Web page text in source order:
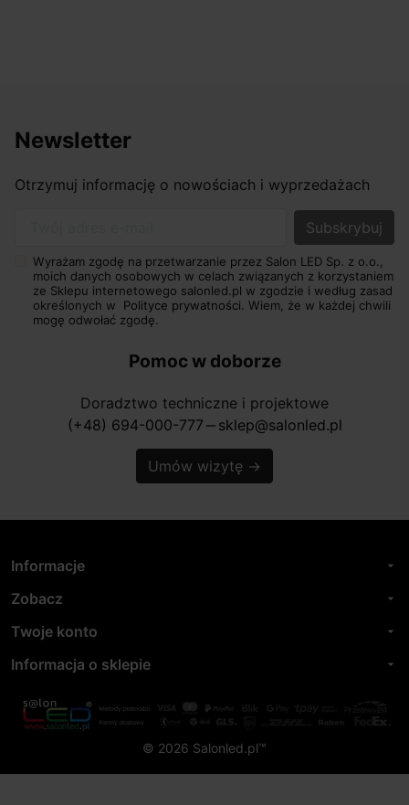
Newsletter
Otrzymuj informację o nowościach i wyprzedażach
Wyrażam zgodę na przetwarzanie przez Salon LED Sp. z o.o.,
moich danych osobowych w celach związanych z korzystaniem
ze Sklepu internetowego salonled.pl w zgodzie i według zasad
określonych w Polityce prywatności. Wiem, że w każdej chwili
mogę odwołać zgodę.
Pomoc w doborze
Doradztwo techniczne i projektowe
(+48) 694-000-777 horizontal_rule sklep@salonled.pl
Umów wizytę →
Informacje arrow_drop_down
Zobacz arrow_drop_down
Twoje konto arrow_drop_down
Informacja o sklepie arrow_drop_down
© 2026 Salonled.pl™